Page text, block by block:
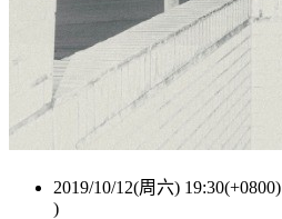
2019/10/12(周六) 19:30(+0800)
)